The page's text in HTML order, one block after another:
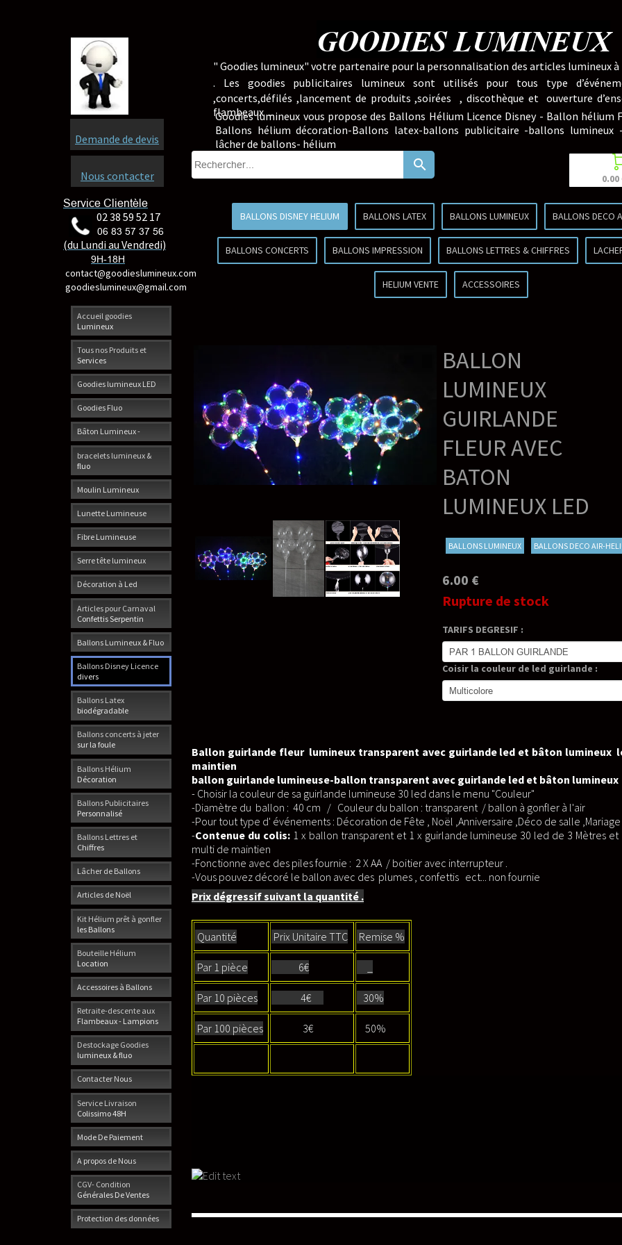
Accueil goodies
Lumineux
Tous nos Produits et
Services
Goodies lumineux LED
Goodies Fluo
Bâton Lumineux -
bracelets lumineux &
fluo
Moulin Lumineux
Lunette Lumineuse
Fibre Lumineuse
Serre tête lumineux
Décoration à Led
Articles pour Carnaval
Confettis Serpentin
Ballons Lumineux & Fluo
Ballons Disney Licence
divers
Ballons Latex
biodégradable
Ballons concerts à jeter
sur la foule
Ballons Hélium
Décoration
Ballons Publicitaires
Personnalisé
Ballons Lettres et
Chiffres
Lâcher de Ballons
Articles de Noël
Kit Hélium prêt à gonfler
les Ballons
Bouteille Hélium
Location
Accessoires à Ballons
Retraite-descente aux
Flambeaux - Lampions
Destockage Goodies
lumineux & fluo
Contacter Nous
Service Livraison
Colissimo 48H
Mode De Paiement
A propos de Nous
CGV- Condition
Générales De Ventes
Protection des données
GOODIES LUMINEUX
Service Clientèle
02 38 59 52 17
06 83 57 37 56
(du Lundi au Vendredi)
9H-18H
contact@goodieslumineux.com
goodieslumineux@gmail.com
Demande de devis
Nous contacter
" Goodies lumineux" votre partenaire pour la personnalisation des articles lumineux
. Les goodies publicitaires lumineux sont utilisés pour tous type
,concerts,défilés ,lancement de produits ,soirées , discothèque et ouverture
flambeaux ...
Goodies lumineux vous propose des Ballons Hélium Licence Disney - Ballon hélium
Ballons hélium décoration-Ballons latex-ballons publicitaire -ballons
lâcher de ballons- hélium
search
0.00
BALLONS DISNEY HELIUM BALLONS LATEX BALLONS LUMINEUX BALLONS DECO
BALLONS CONCERTS BALLONS IMPRESSION BALLONS LETTRES & CHIFFRES
HELIUM VENTE ACCESSOIRES
BALLON
LUMINEUX
GUIRLANDE
FLEUR AVEC
BATON
LUMINEUX LED
BALLONS LUMINEUX BALLONS DECO AIR-
6.00 €
Rupture de stock
TARIFS DEGRESIF :
Coisir la couleur de led guirlande :
Ballon guirlande fleur lumineux transparent avec guirlande led et bâton lumineux
maintien
ballon guirlande lumineuse-ballon transparent avec guirlande led et bâton lumineux
- Choisir la couleur de sa guirlande lumineuse 30 led dans le menu "Couleur"
-Diamètre du ballon : 40 cm / Couleur du ballon : transparent / ballon à gonfler à l'air
-Pour tout type d' événements : Décoration de Fête , Noël ,Anniversaire ,Déco de salle ,Mariage
-Contenue du colis:1 x ballon transparent et 1 x guirlande lumineuse 30 led de 3 Mètres
multi de maintien
-Fonctionne avec des piles fournie : 2 X AA / boitier avec interrupteur .
-Vous pouvez décoré le ballon avec des plumes , confettis ect... non fournie
Prix dégressif suivant la quantité .
Quantité Prix Unitaire TTC Remise %
Par 1 pièce 6€
Par 10 pièces 4€ 30%
Par 100 pièces 3€ 50%